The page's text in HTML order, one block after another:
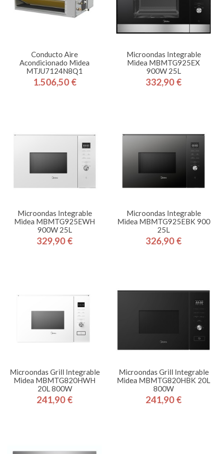
Conducto Aire
Acondicionado Midea
MTJU7124N8Q1
Precio
1.506,50 €
Microondas Integrable
Midea MBMTG925EX
900W 25L
Precio
332,90 €
Microondas Integrable
Midea MBMTG925EWH
900W 25L
Precio
329,90 €
Microondas Integrable
Midea MBMTG925EBK 900
25L
Precio
326,90 €
Microondas Grill Integrable
Midea MBMTG820HWH
20L 800W
Precio
241,90 €
Microondas Grill Integrable
Midea MBMTG820HBK 20L
800W
Precio
241,90 €